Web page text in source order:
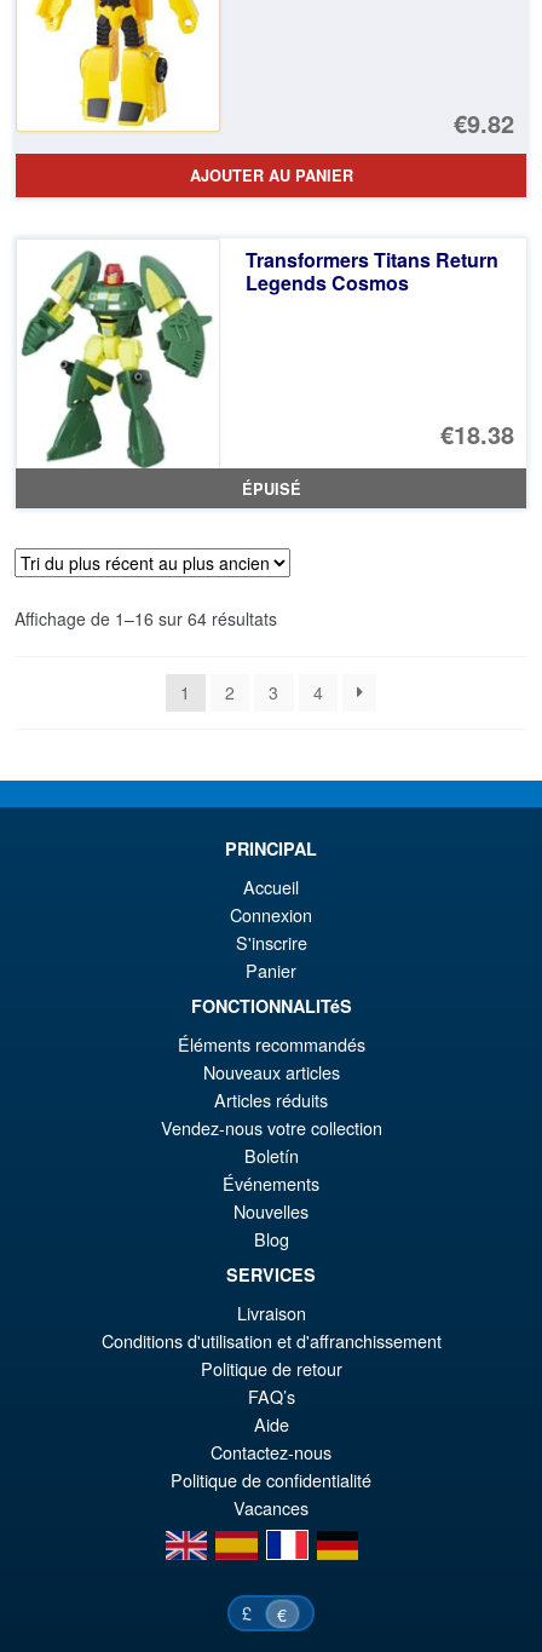
€9.82
AJOUTER AU PANIER
Transformers Titans Return
Legends Cosmos
€18.38
ÉPUISÉ
Affichage de 1–16 sur 64 résultatsTrié
récent
ancien
1 2 3 4
PRINCIPAL
Accueil
Connexion
S'inscrire
Panier
FONCTIONNALITéS
Éléments recommandés
Nouveaux articles
Articles réduits
Vendez-nous votre collection
Boletín
Événements
Nouvelles
Blog
SERVICES
Livraison
Conditions d'utilisation et d'affranchissement
Politique de retour
FAQ’s
Aide
Contactez-nous
Politique de confidentialité
Vacances
en
es fr de
£ €